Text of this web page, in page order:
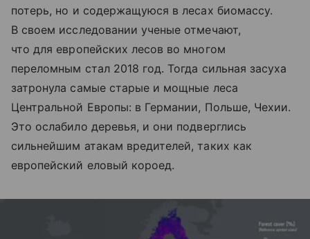
потерь, но и содержащуюся в лесах биомассу.
В своем исследовании ученые отмечают,
что для европейских лесов во многом
переломным стал 2018 год. Тогда сильная засуха
затронула самые старые и мощные леса
Центральной Европы: в Германии, Польше, Чехии.
Это ослабило деревья, и они подверглись
сильнейшим атакам вредителей, таких как
европейский еловый короед.